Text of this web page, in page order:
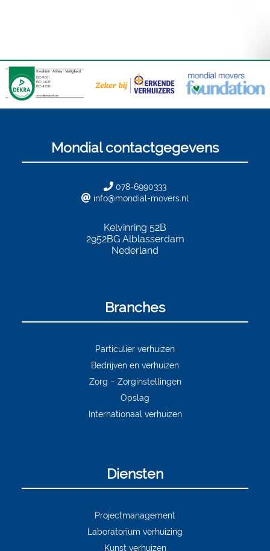
Mondial contactgegevens
078-6990333
info@mondial-movers.nl
Kelvinring 52B
2952BGAlblasserdam
Nederland
Branches
Particulier verhuizen
Bedrijven en verhuizen
Zorg – Zorginstellingen
Opslag
Internationaal verhuizen
Diensten
Projectmanagement
Laboratorium verhuizing
Kunst verhuizen